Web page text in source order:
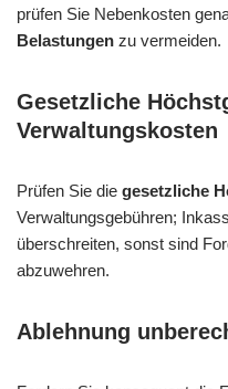
prüfen Sie Nebenkosten
Belastungen zu vermeiden.
Gesetzliche
Verwaltungskosten
Prüfen Sie die gesetzliche
Verwaltungsgebühren;
überschreiten, sonst sind
abzuwehren.
Ablehnung